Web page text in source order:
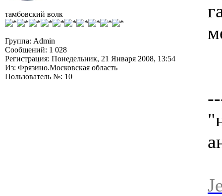
тамбовский волк
Группа: Admin
Сообщений: 1 028
Регистрация: Понедельник, 21 Января 2008, 13:54
Из: Фрязино.Московская область
Пользователь №: 10